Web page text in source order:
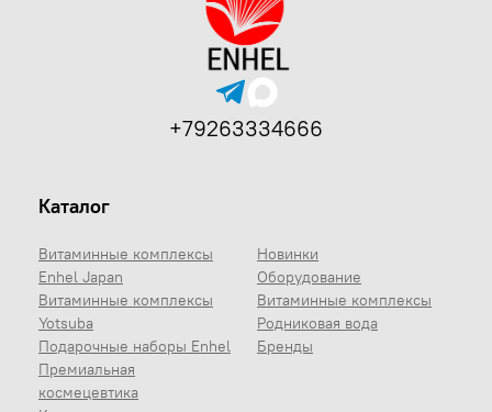
Каталог
Витаминные комплексы
Enhel Japan
Витаминные комплексы
Yotsuba
Подарочные наборы Enhel
Премиальная
космецевтика
Новинки
Оборудование
Витаминные комплексы
Родниковая вода
Бренды
+79263334666